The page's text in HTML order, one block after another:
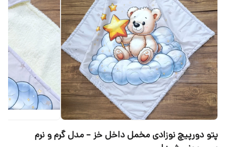
پتو دورپیچ نوزادی مخمل داخل خز – مدل گرم و نرم